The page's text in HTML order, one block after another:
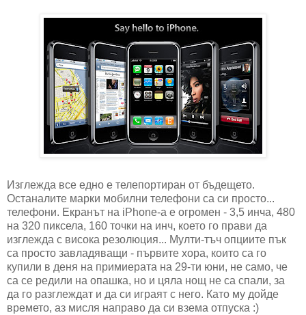
Изглежда все едно е телепортиран от бъдещето.
Останалите марки мобилни телефони са си просто...
телефони. Екранът на iPhone-a е огромен - 3,5 инча, 480
на 320 пиксела, 160 точки на инч, което го прави да
изглежда с висока резолюция... Мулти-тъч опциите пък
са просто завладяващи - първите хора, които са го
купили в деня на примиерата на 29-ти юни, не само, че
са се редили на опашка, но и цяла нощ не са спали, за
да го разглеждат и да си играят с него. Като му дойде
времето, аз мисля направо да си взема отпуска :)